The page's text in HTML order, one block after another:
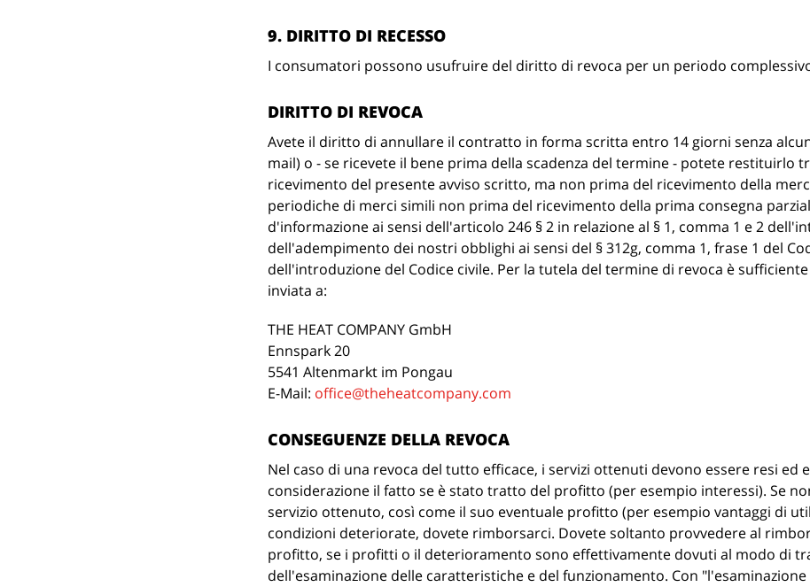
9. DIRITTO DI RECESSO
I consumatori possono usufruire del diritto di revoca per un periodo
DIRITTO DI REVOCA
Avete il diritto di annullare il contratto in forma scritta entro 14 giorni senza
mail) o - se ricevete il bene prima della scadenza del termine - potete restituirlo
ricevimento del presente avviso scritto, ma non prima del ricevimento della
periodiche di merci simili non prima del ricevimento della prima consegna
d'informazione ai sensi dell'articolo 246 § 2 in relazione al § 1, comma 1 e 2
dell'adempimento dei nostri obblighi ai sensi del § 312g, comma 1, frase 1 del
dell'introduzione del Codice civile. Per la tutela del termine di revoca è
inviata a:
THE HEAT COMPANY GmbH
Ennspark 20
5541 Altenmarkt im Pongau
E-Mail: office@theheatcompany.com
CONSEGUENZE DELLA REVOCA
Nel caso di una revoca del tutto efficace, i servizi ottenuti devono essere resi ed
considerazione il fatto se è stato tratto del profitto (per esempio interessi). Se
servizio ottenuto, così come il suo eventuale profitto (per esempio vantaggi di
condizioni deteriorate, dovete rimborsarci. Dovete soltanto provvedere al
profitto, se i profitti o il deterioramento sono effettivamente dovuti al modo di
dell'esaminazione delle caratteristiche e del funzionamento. Con